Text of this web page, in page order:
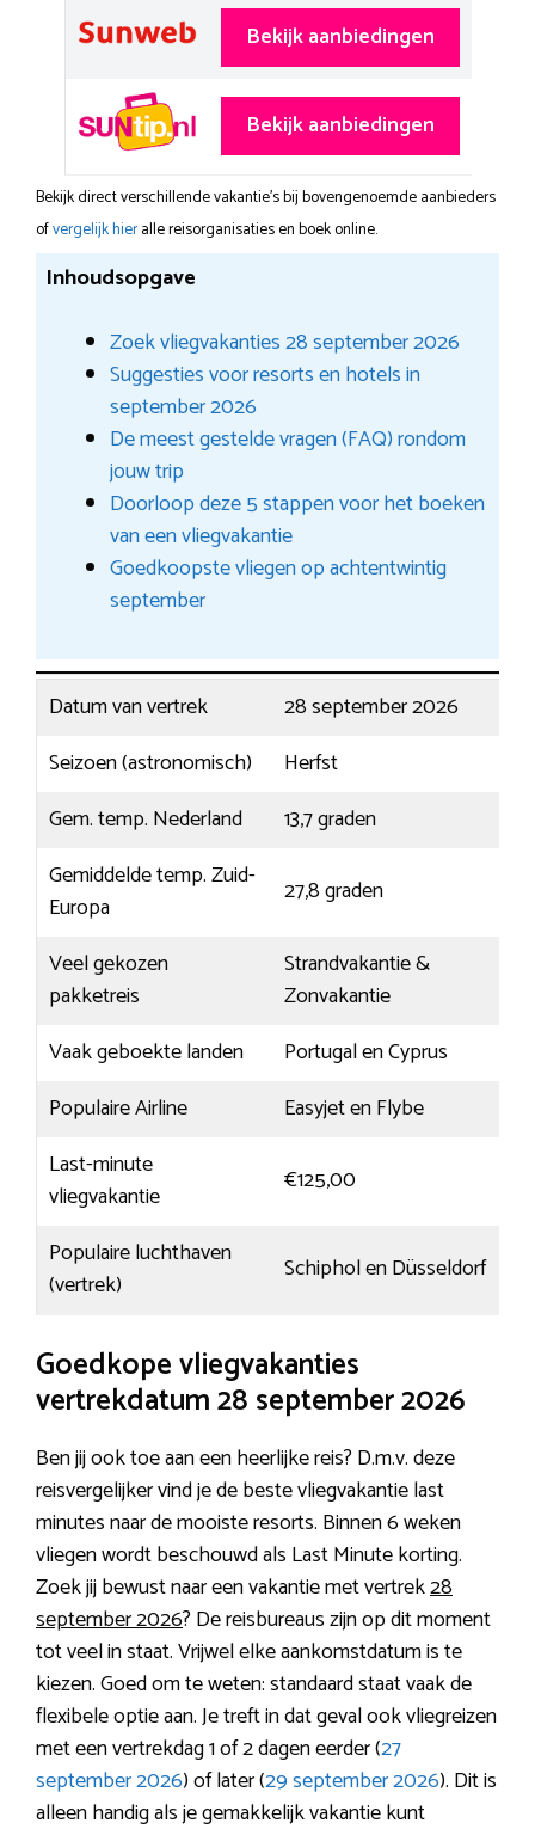
Bekijk aanbiedingen
Bekijk aanbiedingen
Bekijk direct verschillende vakantie's bij bovengenoemde aanbieders
ofvergelijk hieralle reisorganisaties en boek online.
Inhoudsopgave
Zoek vliegvakanties 28 september 2026
Suggesties voor resorts en hotels in
september 2026
De meest gestelde vragen (FAQ) rondom
jouw trip
Doorloop deze 5 stappen voor het boeken
van een vliegvakantie
Goedkoopste vliegen op achtentwintig
september
Datum van vertrek
28 september 2026
Seizoen (astronomisch)
Herfst
Gem. temp. Nederland
13,7 graden
Gemiddelde temp. Zuid-
Europa
27,8 graden
Veel gekozen
pakketreis
Strandvakantie &
Zonvakantie
Vaak geboekte landen
Portugal en Cyprus
Populaire Airline
Easyjet en Flybe
Last-minute
vliegvakantie
€125,00
Populaire luchthaven
(vertrek)
Schiphol en Düsseldorf
Goedkope vliegvakanties
vertrekdatum 28 september 2026
Ben jij ook toe aan een heerlijke reis? D.m.v. deze
reisvergelijker vind je de beste vliegvakantie last
minutes naar de mooiste resorts. Binnen 6 weken
vliegen wordt beschouwd als Last Minute korting.
Zoek jij bewust naar een vakantie met vertrek28
september 2026? De reisbureaus zijn op dit moment
tot veel in staat. Vrijwel elke aankomstdatum is te
kiezen. Goed om te weten: standaard staat vaak de
flexibele optie aan. Je treft in dat geval ook vliegreizen
met een vertrekdag 1 of 2 dagen eerder (27
september 2026) of later (29 september 2026). Dit is
alleen handig als je gemakkelijk vakantie kunt